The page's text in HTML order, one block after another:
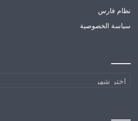
نظام فارس
سياسة الخصوصية
الارشيف